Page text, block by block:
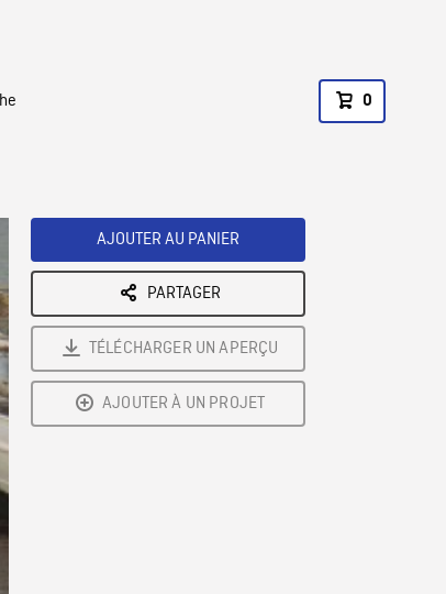
0
AJOUTER AU PANIER
PARTAGER
TÉLÉCHARGER UN APERÇU
AJOUTER À UN PROJET